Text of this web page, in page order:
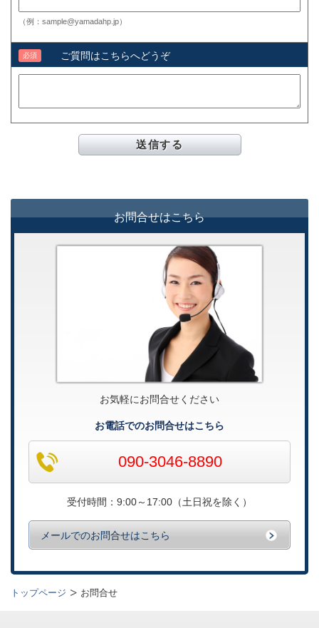
（例：sample@yamadahp.jp）
ご質問はこちらへどうぞ
必須
お問合せはこちら
お気軽にお問合せください
お電話でのお問合せはこちら
090-3046-8890
受付時間：9:00～17:00（土日祝を除く）
メールでのお問合せはこちら
トップページ お問合せ